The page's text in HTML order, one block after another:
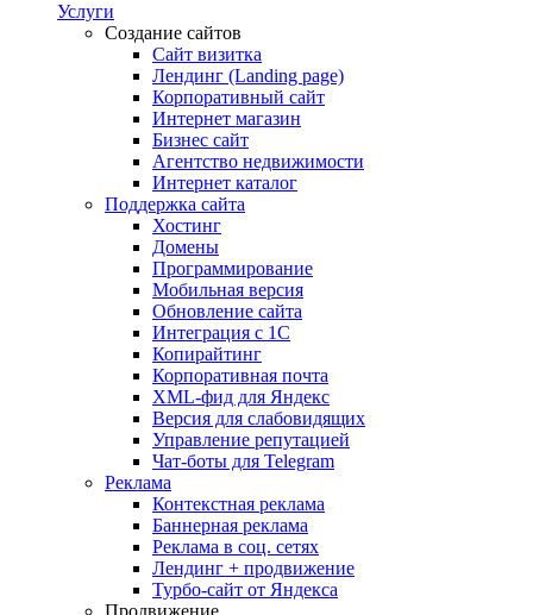
Услуги
Создание сайтов
Сайт визитка
Лендинг (Landing page)
Корпоративный сайт
Интернет магазин
Бизнес сайт
Агентство недвижимости
Интернет каталог
Поддержка сайта
Хостинг
Домены
Программирование
Мобильная версия
Обновление сайта
Интеграция с 1С
Копирайтинг
Корпоративная почта
XML-фид для Яндекс
Версия для слабовидящих
Управление репутацией
Чат-боты для Telegram
Реклама
Контекстная реклама
Баннерная реклама
Реклама в соц. сетях
Лендинг + продвижение
Турбо-сайт от Яндекса
Продвижение